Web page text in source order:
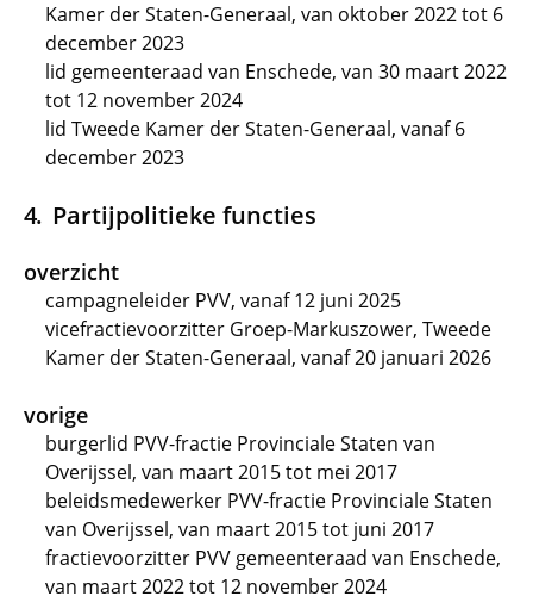
Kamer der Staten-Generaal, van oktober 2022 tot 6
december 2023
lid gemeenteraad van Enschede, van 30 maart 2022
tot 12 november 2024
lid Tweede Kamer der Staten-Generaal, vanaf 6
december 2023
Partijpolitieke functies
overzicht
campagneleider PVV, vanaf 12 juni 2025
vicefractievoorzitter Groep-Markuszower, Tweede
Kamer der Staten-Generaal, vanaf 20 januari 2026
vorige
burgerlid PVV-fractie Provinciale Staten van
Overijssel, van maart 2015 tot mei 2017
beleidsmedewerker PVV-fractie Provinciale Staten
van Overijssel, van maart 2015 tot juni 2017
fractievoorzitter PVV gemeenteraad van Enschede,
van maart 2022 tot 12 november 2024